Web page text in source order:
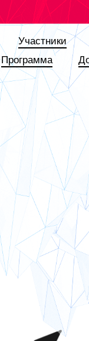
Участники
Программа